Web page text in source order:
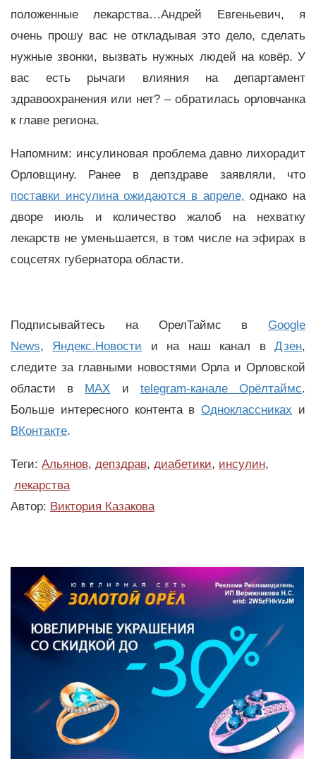
положенные лекарства…Андрей Евгеньевич, я
очень прошу вас не откладывая это дело, сделать
нужные звонки, вызвать нужных людей на ковёр. У
вас есть рычаги влияния на департамент
здравоохранения или нет? – обратилась орловчанка
к главе региона.
Напомним: инсулиновая проблема давно лихорадит
Орловщину. Ранее в депздраве заявляли, что
поставки инсулина ожидаются в апреле, однако на
дворе июль и количество жалоб на нехватку
лекарств не уменьшается, в том числе на эфирах в
соцсетях губернатора области.
Подписывайтесь на ОрелТаймс в Google
News, Яндекс.Новости и на наш канал вДзен,
следите за главными новостями Орла и Орловской
области в MAX и telegram-канале Орёлтаймс.
Больше интересного контента вОдноклассниках и
ВКонтакте.
Теги: Альянов, депздрав, диабетики, инсулин,
лекарства
Автор: Виктория Казакова